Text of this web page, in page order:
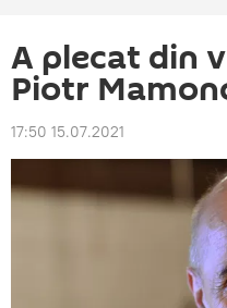
A plecat din
Piotr
17:50 15.07.2021